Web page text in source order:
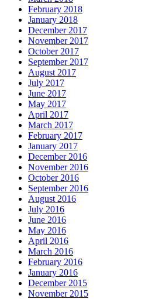
February 2018
January 2018
December 2017
November 2017
October 2017
September 2017
August 2017
July 2017
June 2017
May 2017
April 2017
March 2017
February 2017
January 2017
December 2016
November 2016
October 2016
September 2016
August 2016
July 2016
June 2016
May 2016
April 2016
March 2016
February 2016
January 2016
December 2015
November 2015